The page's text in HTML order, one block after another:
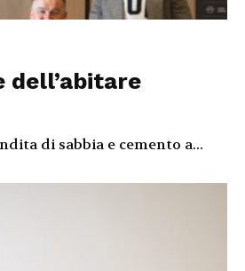
dell’abitare
di sabbia e cemento a...